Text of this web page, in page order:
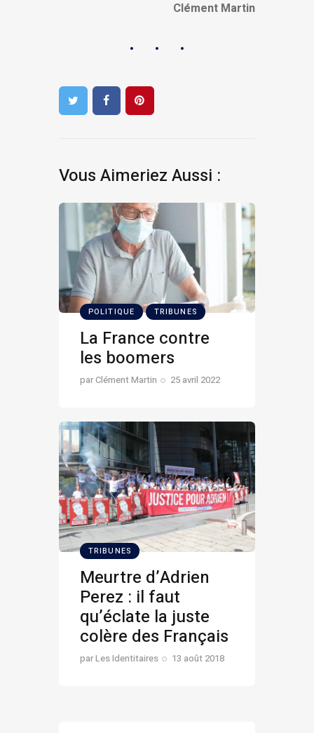
Clément Martin
Vous Aimeriez Aussi :
POLITIQUE TRIBUNES
La France contre
les boomers
parClément Martin 25 avril 2022
TRIBUNES
Meurtre d’Adrien
Perez : il faut
qu’éclate la juste
colère des Français
parLes Identitaires 13 août 2018